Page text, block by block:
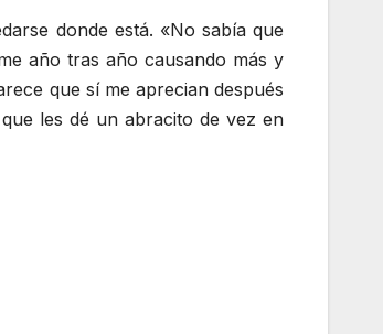
donde está. «No sabía que
año tras año causando más y
que sí me aprecian después
les dé un abracito de vez en